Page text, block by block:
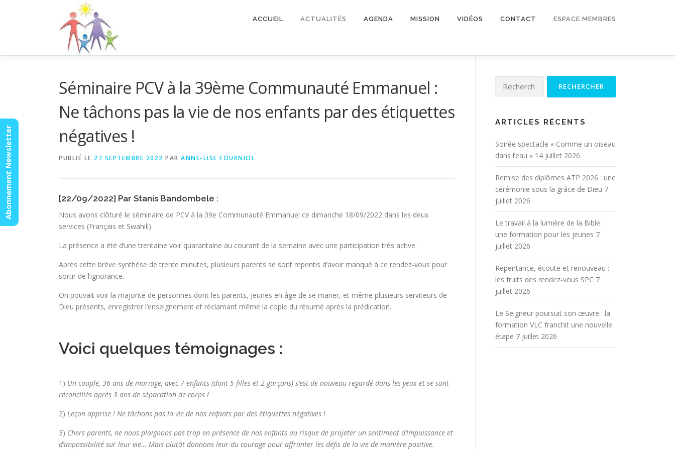
ACCUEIL ACTUALITÉS AGENDA MISSION VIDÉOS CONTACT ESPACE MEMBRES
Séminaire PCV à la 39ème Communauté Emmanuel :
Ne tâchons pas la vie de nos enfants par des étiquettes
négatives !
PUBLIÉ LE 27 SEPTEMBRE 2022 PAR ANNE-LISE FOURNIOL
[22/09/2022] Par Stanis Bandombele :
Nous avons clôturé le séminaire de PCV à la 39e Communauté Emmanuel ce dimanche 18/09/2022 dans les deux
services (Français et Swahili).
La présence a été d’une trentaine voir quarantaine au courant de la semaine avec une participation très active.
Après cette brève synthèse de trente minutes, plusieurs parents se sont repentis d’avoir manqué à ce rendez-vous pour
sortir de l’ignorance.
On pouvait voir la majorité de personnes dont les parents, Jeunes en âge de se marier, et même plusieurs serviteurs de
Dieu présents, enregistrer l’enseignement et réclamant même la copie du résumé après la prédication.
Voici quelques témoignages :
1) Un couple, 36 ans de mariage, avec 7 enfants (dont 5 filles et 2 garçons) s’est de nouveau regardé dans les yeux et se sont
réconciliés après 3 ans de séparation de corps !
2) Leçon apprise ! Ne tâchons pas la vie de nos enfants par des étiquettes négatives !
3) Chers parents, ne nous plaignons pas trop en présence de nos enfants au risque de projeter un sentiment d’impuissance et
d’impossibilité sur leur vie… Mais plutôt donnons leur du courage pour affronter les défis de la vie de manière positive.
ARTICLES RÉCENTS
Soirée spectacle « Comme un oiseau
dans l’eau » 14 juillet 2026
Remise des diplômes ATP 2026 : une
cérémonie sous la grâce de Dieu 7
juillet 2026
Le travail à la lumière de la Bible :
une formation pour les jeunes 7
juillet 2026
Repentance, écoute et renouveau :
les fruits des rendez-vous SPC 7
juillet 2026
Le Seigneur poursuit son œuvre : la
formation VLC franchit une nouvelle
étape 7 juillet 2026
Abonnement Newsletter